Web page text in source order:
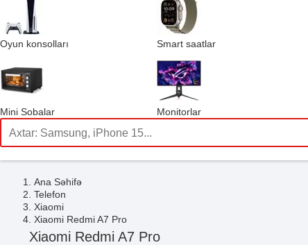
Oyun konsolları Smart saatlar
Mini Sobalar Monitorlar
Ana Səhifə
Telefon
Xiaomi
Xiaomi Redmi A7 Pro
Xiaomi Redmi A7 Pro